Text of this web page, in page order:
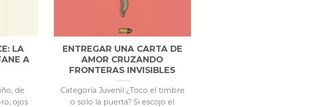
LA
A
de
ojos
ENTREGAR UNA CARTA DE
AMOR CRUZANDO
FRONTERAS INVISIBLES
Categoría Juvenil ¿Toco el timbre
o solo la puerta? Si escojo el